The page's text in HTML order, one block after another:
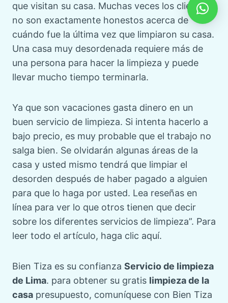
que visitan su casa. Muchas veces los clientes
no son exactamente honestos acerca de
cuándo fue la última vez que limpiaron su casa.
Una casa muy desordenada requiere más de
una persona para hacer la limpieza y puede
llevar mucho tiempo terminarla.
Ya que son vacaciones gasta dinero en un
buen servicio de limpieza. Si intenta hacerlo a
bajo precio, es muy probable que el trabajo no
salga bien. Se olvidarán algunas áreas de la
casa y usted mismo tendrá que limpiar el
desorden después de haber pagado a alguien
para que lo haga por usted. Lea reseñas en
línea para ver lo que otros tienen que decir
sobre los diferentes servicios de limpieza”. Para
leer todo el artículo, haga clic aquí.
Bien Tiza es su confianza Servicio de limpieza
de Lima. para obtener su gratis limpieza de la
casa presupuesto, comuníquese con Bien Tiza